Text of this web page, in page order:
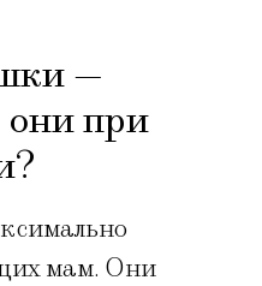
—
они при
мам. Они